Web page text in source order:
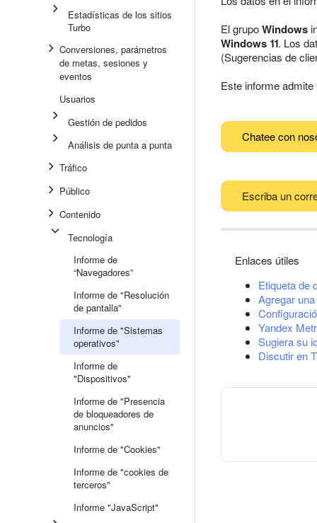
Estadísticas de los sitios
Turbo
Conversiones, parámetros
de metas, sesiones y
eventos
Usuarios
Gestión de pedidos
Análisis de punta a punta
Tráfico
Público
Contenido
Tecnología
Informe de
“Navegadores”
Informe de "Resolución
de pantalla"
Informe de "Sistemas
operativos"
Informe de
"Dispositivos"
Informe de "Presencia
de bloqueadores de
anuncios"
Informe de "Cookies"
Informe de "cookies de
terceros"
Informe "JavaScript"
El grupoWindows
Windows 11. Los
(Sugerencias de
Este informe admite
Chatee con
Escriba un
Enlaces útiles
Etiqueta de
Agregar
Yandex
Sugiera su
Discutir en